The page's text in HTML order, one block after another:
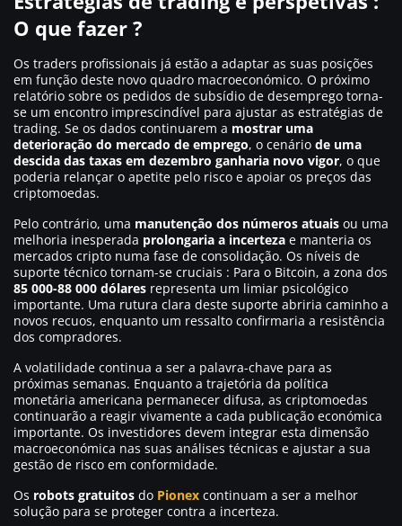
O que fazer ?
Os traders profissionais já estão a adaptar as suas posições
em função deste novo quadro macroeconómico. O próximo
relatório sobre os pedidos de subsídio de desemprego torna-
se um encontro imprescindível para ajustar as estratégias de
trading. Se os dados continuarem a mostrar uma
deterioração do mercado de emprego, o cenário de uma
descida das taxas em dezembro ganharia novo vigor, o que
poderia relançar o apetite pelo risco e apoiar os preços das
criptomoedas.
Pelo contrário, uma manutenção dos números atuais ou uma
melhoria inesperada prolongaria a incerteza e manteria os
mercados cripto numa fase de consolidação. Os níveis de
suporte técnico tornam-se cruciais : Para o Bitcoin, a zona dos
85 000-88 000 dólares representa um limiar psicológico
importante. Uma rutura clara deste suporte abriria caminho a
novos recuos, enquanto um ressalto confirmaria a resistência
dos compradores.
A volatilidade continua a ser a palavra-chave para as
próximas semanas. Enquanto a trajetória da política
monetária americana permanecer difusa, as criptomoedas
continuarão a reagir vivamente a cada publicação económica
importante. Os investidores devem integrar esta dimensão
macroeconómica nas suas análises técnicas e ajustar a sua
gestão de risco em conformidade.
Os robots gratuitos do Pionex continuam a ser a melhor
solução para se proteger contra a incerteza.